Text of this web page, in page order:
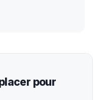
pour